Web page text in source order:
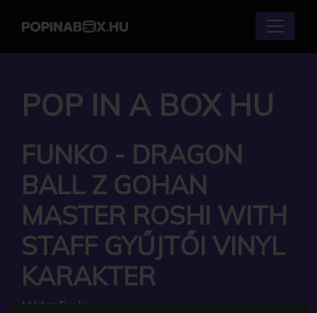
POP IN A BOX HU
FUNKO - DRAGON
BALL Z GOHAN
MASTER ROSHI WITH
STAFF GYŰJTŐI VINYL
KARAKTER
Márka: Funko